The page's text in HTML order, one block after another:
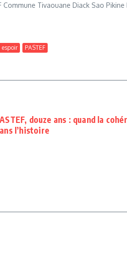
Commune Tivaouane Diack Sao
espoir PASTEF
douze ans : quand la
l’histoire